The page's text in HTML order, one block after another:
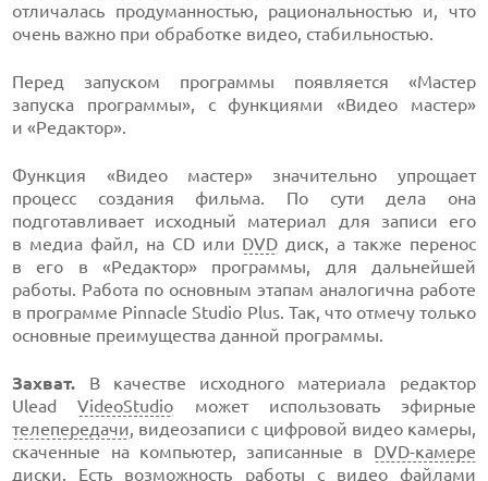
отличалась продуманностью, рациональностью и, что
очень важно при обработке видео, стабильностью.
Перед запуском программы появляется «Мастер
запуска программы», с функциями «Видео мастер»
и «Редактор».
Функция «Видео мастер» значительно упрощает
процесс создания фильма. По сути дела она
подготавливает исходный материал для записи его
в медиа файл, на CD или DVD диск, а также перенос
в его в «Редактор» программы, для дальнейшей
работы. Работа по основным этапам аналогична работе
в программе Pinnacle Studio Plus. Так, что отмечу только
основные преимущества данной программы.
Захват. В качестве исходного материала редактор
UleadVideoStudio может использовать эфирные
телепередачи, видеозаписи с цифровой видео камеры,
скаченные на компьютер, записанные в DVD-камере
диски. Есть возможность работы с видео файлами